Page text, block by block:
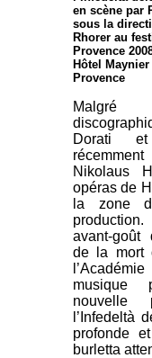
en scène par
sous la
Rhorer au
Provence
Hôtel
Provence
Malgré
Dorati
Nikolaus
opéras de
la zone
avant-goût
de la mort
musique
nouvelle
l’Infedeltà
profonde
burletta